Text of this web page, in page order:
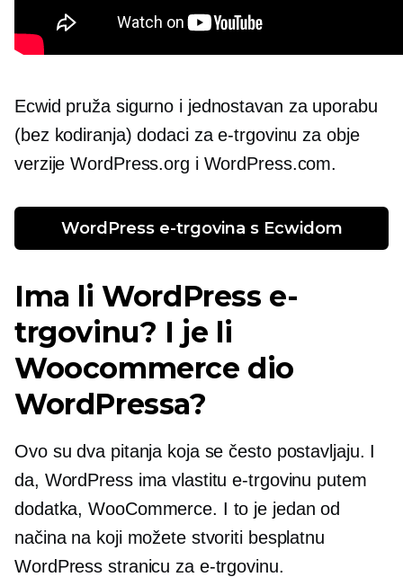
Ecwid pruža sigurno i jednostavan za uporabu
(bez kodiranja) dodaci za e-trgovinu za obje
verzije WordPress.org i WordPress.com.
WordPress e-trgovina s Ecwidom
Ima li WordPress e-
trgovinu? I je li
Woocommerce dio
WordPressa?
Ovo su dva pitanja koja se često postavljaju. I
da, WordPress ima vlastitu e-trgovinu putem
dodatka, WooCommerce. I to je jedan od
načina na koji možete stvoriti besplatnu
WordPress stranicu za e-trgovinu.